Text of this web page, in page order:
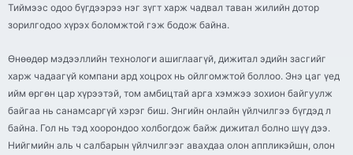
Тиймээс одоо бүгдээрээ нэг зүгт харж чадвал таван жилийн дотор
зорилгодоо хүрэх боломжтой гэж бодож байна.
Өнөөдөр мэдээллийн технологи ашиглаагүй, дижитал эдийн засгийг
харж чадаагүй компани ард хоцрох нь ойлгомжтой боллоо. Энэ цаг үед
ийм өргөн цар хүрээтэй, том амбицтай арга хэмжээ зохион байгуулж
байгаа нь санамсаргүй хэрэг биш. Энгийн онлайн үйлчилгээ бүгдэд л
байна. Гол нь тэд хоорондоо холбогдож байж дижитал болно шүү дээ.
Нийгмийн аль ч салбарын үйлчилгээг авахдаа олон аппликэйшн, олон